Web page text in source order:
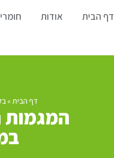
דף הבית אודות
דף הבית»
המגמות